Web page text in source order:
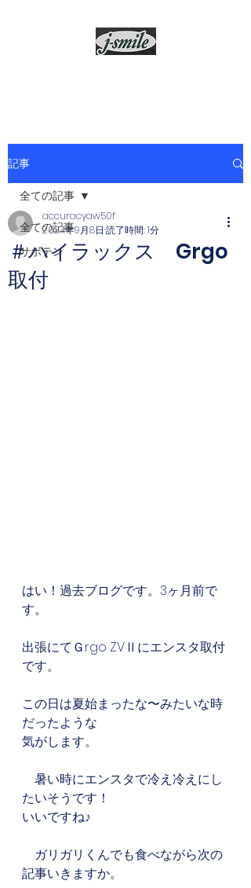
記事
全ての記事
サボテン
全ての記事
＃ハイラックス Grgo
取付
accuracyaw50f
2024年9月8日 読了時間: 1分
はい！過去ブログです。3ヶ月前で
す。
出張にてＧrgo ZVⅡにエンスタ取付
です。
この日は夏始まったな〜みたいな時
だったような
気がします。
暑い時にエンスタで冷え冷えにし
たいそうです！
いいですね♪
ガリガリくんでも食べながら次の
記事いきますか。